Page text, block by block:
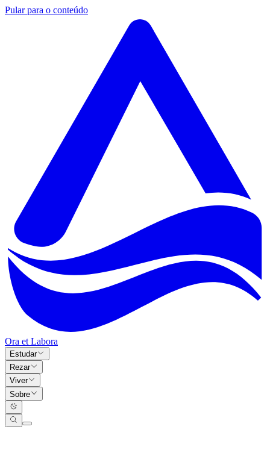
Pular para o conteúdo
Ora et Labora
Estudar
Rezar
Viver
Sobre